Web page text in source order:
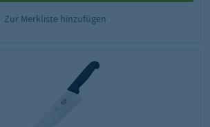
Zur Merkliste hinzufügen